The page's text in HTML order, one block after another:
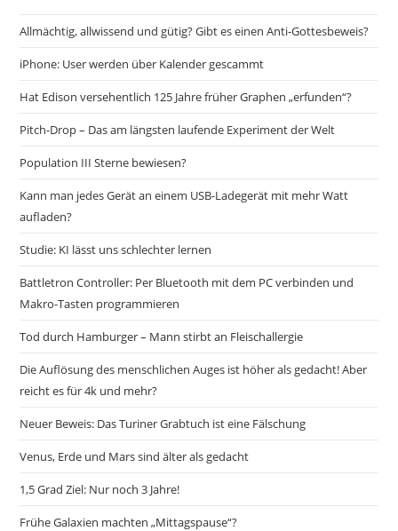
Allmächtig, allwissend und gütig? Gibt es einen Anti-Gottesbeweis?
iPhone: User werden über Kalender gescammt
Hat Edison versehentlich 125 Jahre früher Graphen „erfunden“?
Pitch-Drop – Das am längsten laufende Experiment der Welt
Population III Sterne bewiesen?
Kann man jedes Gerät an einem USB-Ladegerät mit mehr Watt
aufladen?
Studie: KI lässt uns schlechter lernen
Battletron Controller: Per Bluetooth mit dem PC verbinden und
Makro-Tasten programmieren
Tod durch Hamburger – Mann stirbt an Fleischallergie
Die Auflösung des menschlichen Auges ist höher als gedacht! Aber
reicht es für 4k und mehr?
Neuer Beweis: Das Turiner Grabtuch ist eine Fälschung
Venus, Erde und Mars sind älter als gedacht
1,5 Grad Ziel: Nur noch 3 Jahre!
Frühe Galaxien machten „Mittagspause“?